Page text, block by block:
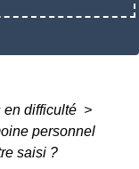
en difficulté >
personnel
saisi ?